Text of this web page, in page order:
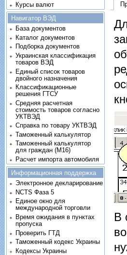
В
Курсы валют
Навигатор ВЭД
База документов
Каталог документов
Подборка документов
Украинская классификация
товаров ВЭД
Единый список товаров
двойного назначения
Классификационные
решения ГТСУ
Средняя расчетная
стоимость товаров согласно
УКТВЭД
Справка по товару УКТВЭД
Таможенный калькулятор
Таможенный калькулятор
для граждан (M16)
Расчет импорта автомобиля
Информационная поддержка
Электронное декларирование
NCTS Фаза 5
Единое окно для
международной торговли
Время ожидания в пунктах
пропуска
Проверить ГТД
Таможенный кодекс Украины
Кодексы Украины